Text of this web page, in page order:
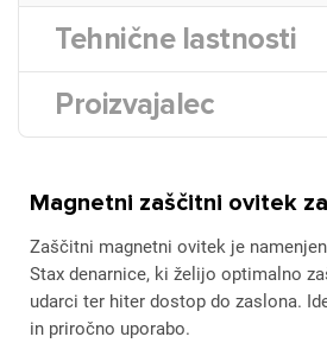
Tehnične lastnosti
Proizvajalec
Magnetni zaščitni ovitek
Zaščitni magnetni ovitek je
Stax denarnice, ki želijo optimalno
udarci ter hiter dostop do zaslona.
in priročno uporabo.